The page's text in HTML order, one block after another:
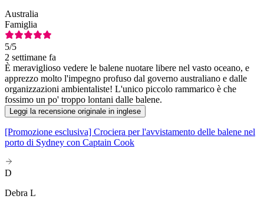
Australia
Famiglia
5/5
2 settimane fa
È meraviglioso vedere le balene nuotare libere nel vasto oceano, e
apprezzo molto l'impegno profuso dal governo australiano e dalle
organizzazioni ambientaliste! L'unico piccolo rammarico è che
fossimo un po' troppo lontani dalle balene.
Leggi la recensione originale in inglese
[Promozione esclusiva] Crociera per l'avvistamento delle balene nel
porto di Sydney con Captain Cook
D
Debra L